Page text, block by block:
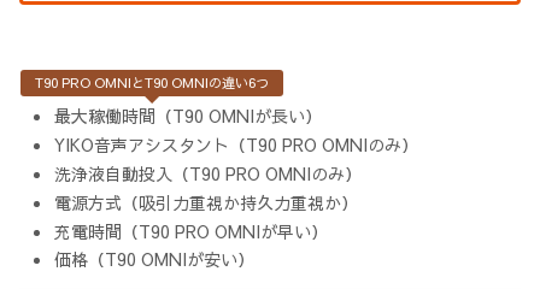
T90 PRO OMNIとT90 OMNIの違い6つ
最大稼働時間（T90 OMNIが長い）
YIKO音声アシスタント（T90 PRO OMNIのみ）
洗浄液自動投入（T90 PRO OMNIのみ）
電源方式（吸引力重視か持久力重視か）
充電時間（T90 PRO OMNIが早い）
価格（T90 OMNIが安い）